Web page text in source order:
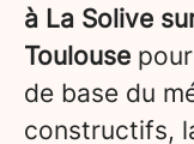
à La Solive
Toulouse
de base du
constructifs,